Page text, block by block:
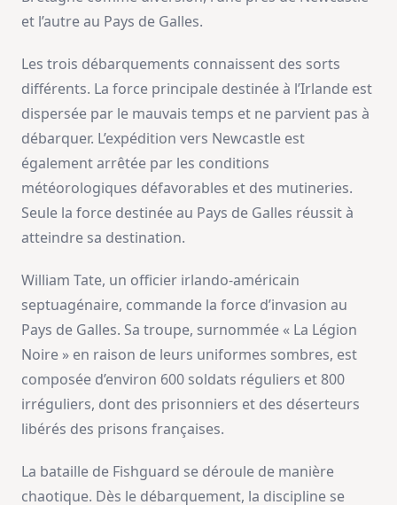
et l’autre au Pays de Galles.
Les trois débarquements connaissent des sorts
différents. La force principale destinée à l’Irlande est
dispersée par le mauvais temps et ne parvient pas à
débarquer. L’expédition vers Newcastle est
également arrêtée par les conditions
météorologiques défavorables et des mutineries.
Seule la force destinée au Pays de Galles réussit à
atteindre sa destination.
William Tate, un officier irlando-américain
septuagénaire, commande la force d’invasion au
Pays de Galles. Sa troupe, surnommée « La Légion
Noire » en raison de leurs uniformes sombres, est
composée d’environ 600 soldats réguliers et 800
irréguliers, dont des prisonniers et des déserteurs
libérés des prisons françaises.
La bataille de Fishguard se déroule de manière
chaotique. Dès le débarquement, la discipline se